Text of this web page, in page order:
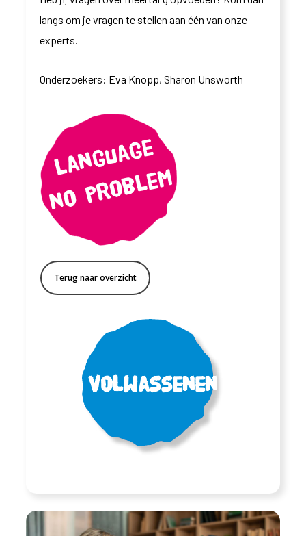
langs om je vragen te stellen aan één van onze
experts.
Onderzoekers: Eva Knopp, Sharon Unsworth
Terug naar overzicht
Volwassenen